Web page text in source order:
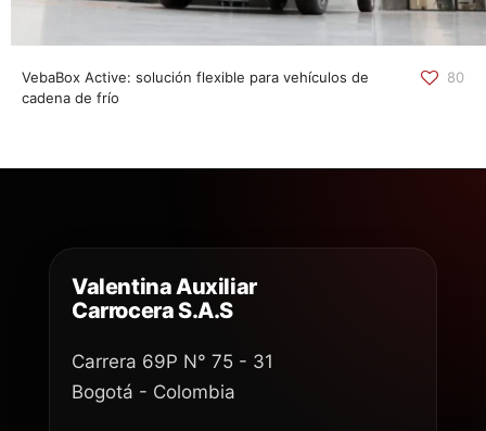
VebaBox Active: solución flexible para vehículos de
cadena de frío
80
Valentina Auxiliar
Carrocera S.A.S
Carrera 69P N° 75 - 31
Bogotá - Colombia